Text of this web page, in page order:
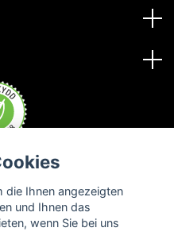
die Ihnen angezeigten
und Ihnen das
wenn Sie bei uns